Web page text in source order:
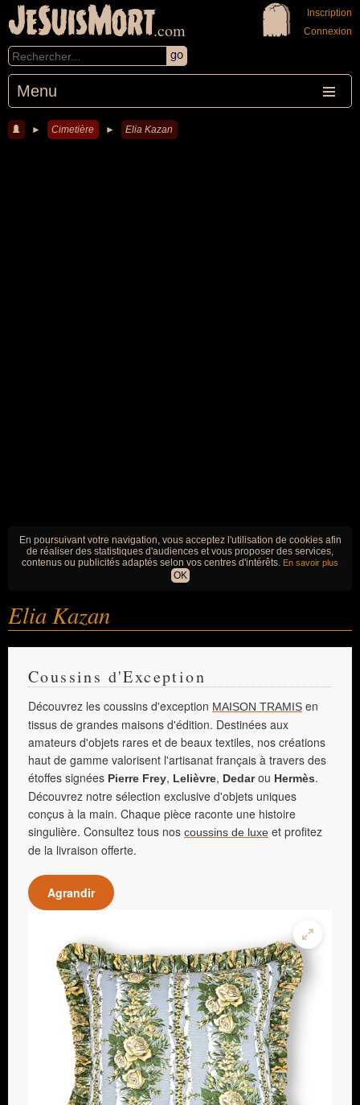
JeSuisMort.com
Menu
Inscription
Connexion
► Cimetière ► Elia Kazan
En poursuivant votre navigation, vous acceptez l'utilisation de cookies afin
de réaliser des statistiques d'audiences et vous proposer des services,
contenus ou publicités adaptés selon vos centres d'intérêts. En savoir plus
OK
Elia Kazan
Coussins d'Exception
Découvrez les coussins d'exception MAISON TRAMIS en
tissus de grandes maisons d'édition. Destinées aux
amateurs d'objets rares et de beaux textiles, nos créations
haut de gamme valorisent l'artisanat français à travers des
étoffes signées Pierre Frey, Lelièvre, Dedarou Hermès.
Découvrez notre sélection exclusive d'objets uniques
conçus à la main. Chaque pièce raconte une histoire
singulière. Consultez tous nos coussins de luxe et profitez
de la livraison offerte.
Agrandir